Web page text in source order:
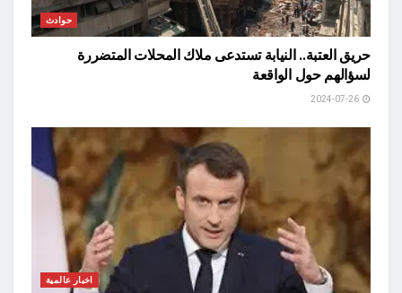
حوادث
حريق العتبة.. النيابة تستدعى ملاك المحلات المتضررة
لسؤالهم حول الواقعة
اخبار عالمية